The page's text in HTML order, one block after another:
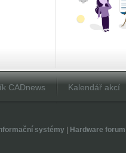
CADnews Kalendář akcí
systémy| Hardware forum